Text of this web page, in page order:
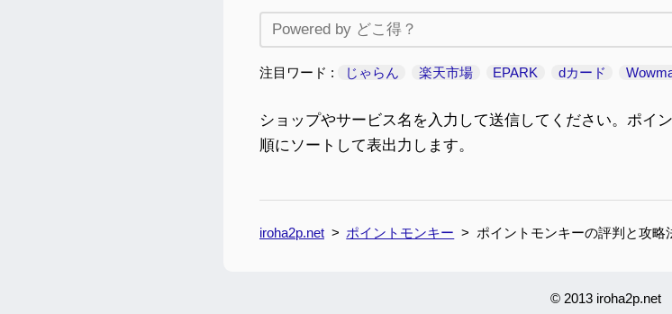
注目ワード じゃらん 楽天市場 EPARK dカード
ショップやサービス名を入力して送信してください。ポイ
順にソートして表出力します。
iroha2p.net ポイントモンキー ポイントモンキーの評判と攻略
© 2013 iroha2p.net